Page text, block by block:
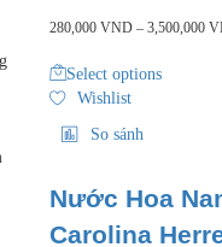
280,000 VND– 3,500,000
Select options
Wishlist
So sánh
Nước Hoa
Carolina